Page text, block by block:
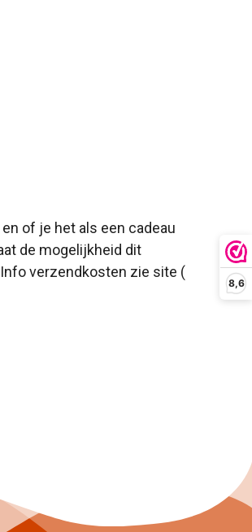
8,6
of je het als een cadeau
de mogelijkheid dit
verzendkosten zie site (